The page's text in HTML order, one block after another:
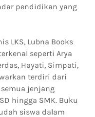
pendidikan yang
LKS, Lubna Books
seperti Arya
Hayati, Simpati,
terdiri dari
jenjang
hingga SMK. Buku
siswa dalam